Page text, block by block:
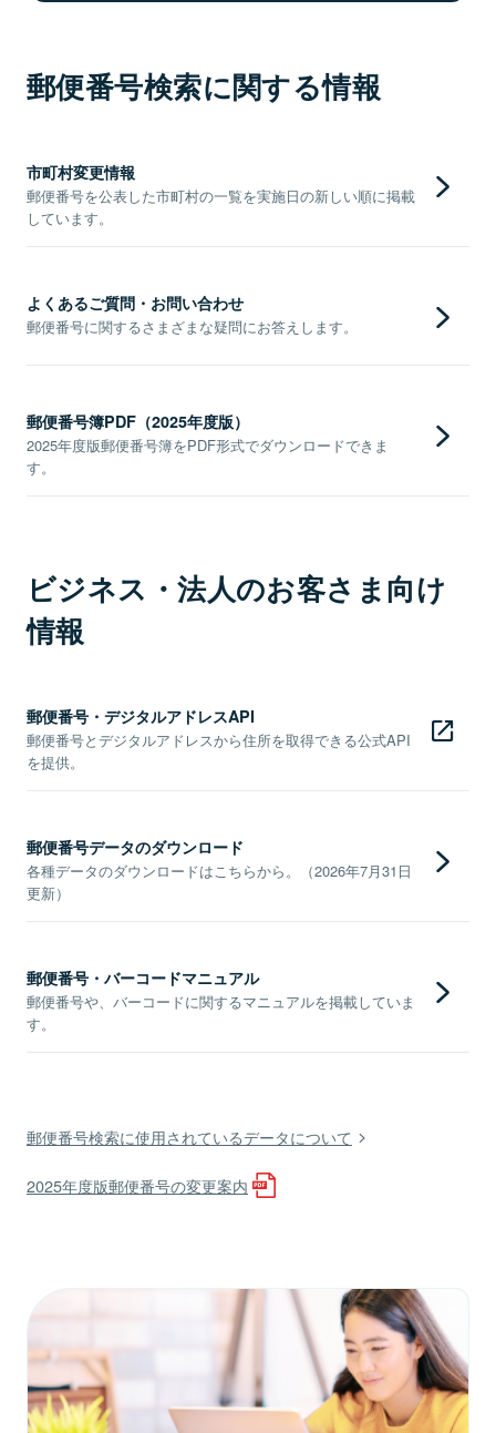
郵便番号検索に関する情報
市町村変更情報
郵便番号を公表した市町村の一覧を実施日の新しい順に掲載
しています。
よくあるご質問・お問い合わせ
郵便番号に関するさまざまな疑問にお答えします。
郵便番号簿PDF（2025年度版）
2025年度版郵便番号簿をPDF形式でダウンロードできま
す。
ビジネス・法人のお客さま向け
情報
郵便番号・デジタルアドレスAPI
郵便番号とデジタルアドレスから住所を取得できる公式API
を提供。
郵便番号データのダウンロード
各種データのダウンロードはこちらから。（2026年7月31日
更新）
郵便番号・バーコードマニュアル
郵便番号や、バーコードに関するマニュアルを掲載していま
す。
郵便番号検索に使用されているデータについて
2025年度版郵便番号の変更案内